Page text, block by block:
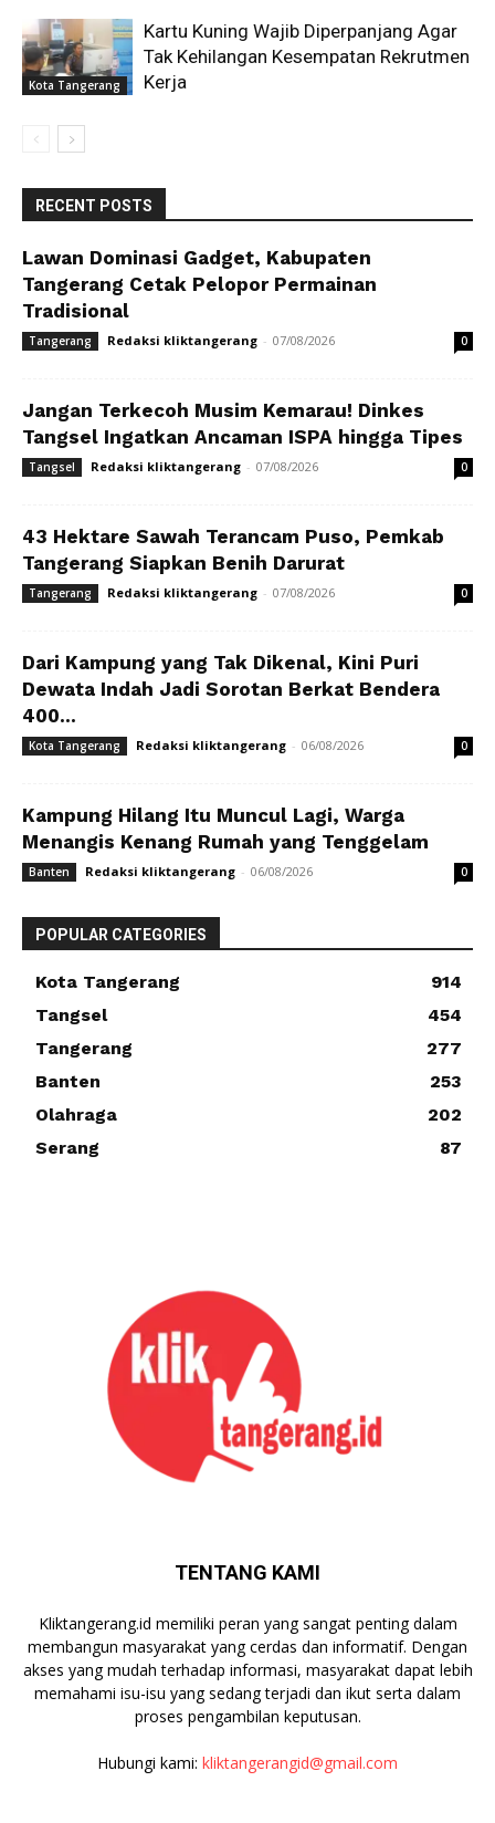
Kota Tangerang
Kartu Kuning Wajib Diperpanjang Agar
Tak Kehilangan Kesempatan Rekrutmen
Kerja
RECENT POSTS
Lawan Dominasi Gadget, Kabupaten
Tangerang Cetak Pelopor Permainan
Tradisional
Tangerang Redaksi kliktangerang - 07/08/2026 0
Jangan Terkecoh Musim Kemarau! Dinkes
Tangsel Ingatkan Ancaman ISPA hingga Tipes
Tangsel Redaksi kliktangerang - 07/08/2026 0
43 Hektare Sawah Terancam Puso, Pemkab
Tangerang Siapkan Benih Darurat
Tangerang Redaksi kliktangerang - 07/08/2026 0
Dari Kampung yang Tak Dikenal, Kini Puri
Dewata Indah Jadi Sorotan Berkat Bendera
400...
Kota Tangerang Redaksi kliktangerang - 06/08/2026 0
Kampung Hilang Itu Muncul Lagi, Warga
Menangis Kenang Rumah yang Tenggelam
Banten Redaksi kliktangerang - 06/08/2026 0
POPULAR CATEGORIES
Kota Tangerang
914
Tangsel
454
Tangerang
277
Banten
253
Olahraga
202
Serang
87
TENTANG KAMI
Kliktangerang.id memiliki peran yang sangat penting dalam
membangun masyarakat yang cerdas dan informatif. Dengan
akses yang mudah terhadap informasi, masyarakat dapat lebih
memahami isu-isu yang sedang terjadi dan ikut serta dalam
proses pengambilan keputusan.
Hubungi kami: kliktangerangid@gmail.com